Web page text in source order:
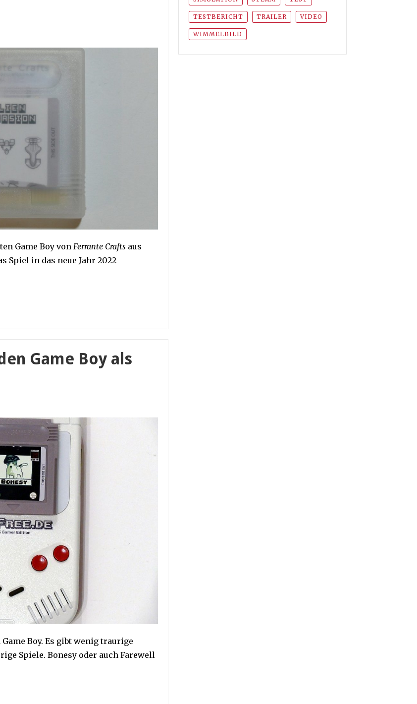
Game Boy von Ferrante Crafts aus
Spiel in das neue Jahr 2022
Game Boy als
Boy. Es gibt wenig traurige
Spiele. Bonesy oder auch Farewell
TESTBERICHT TRAILER VIDEO
WIMMELBILD